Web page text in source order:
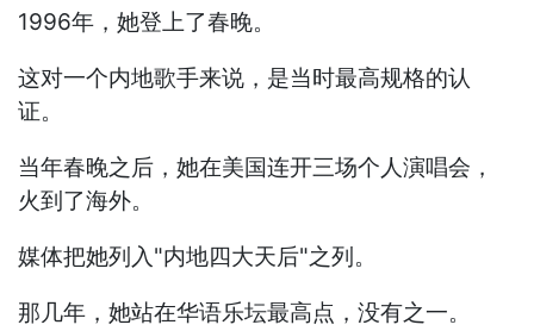
1996年，她登上了春晚。
这对一个内地歌手来说，是当时最高规格的认
证。
当年春晚之后，她在美国连开三场个人演唱会，
火到了海外。
媒体把她列入"内地四大天后"之列。
那几年，她站在华语乐坛最高点，没有之一。